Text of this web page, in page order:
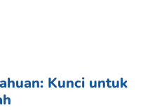
Kunci untuk